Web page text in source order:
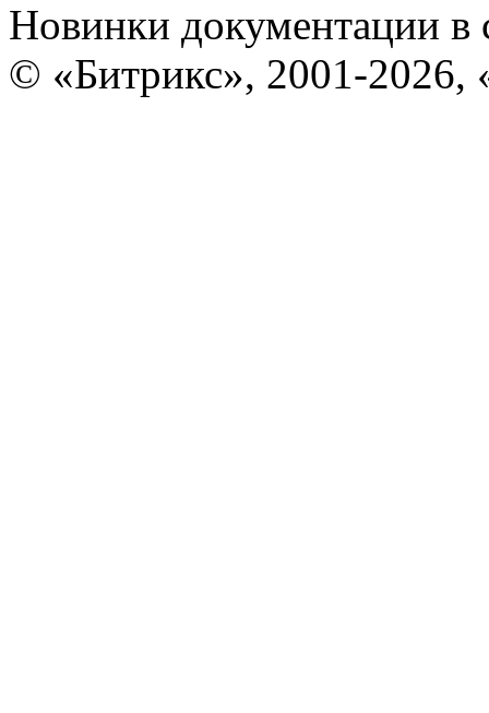
Новинки документации в
© «Битрикс», 2001-2026,